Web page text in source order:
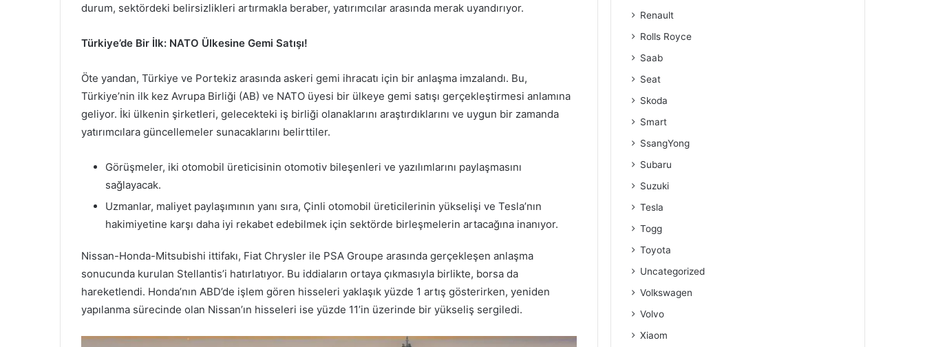
durum, sektördeki belirsizlikleri artırmakla beraber, yatırımcılar arasında merak uyandırıyor.
Türkiye’de Bir İlk: NATO Ülkesine Gemi Satışı!
Öte yandan, Türkiye ve Portekiz arasında askeri gemi ihracatı için bir anlaşma imzalandı. Bu,
Türkiye’nin ilk kez Avrupa Birliği (AB) ve NATO üyesi bir ülkeye gemi satışı gerçekleştirmesi anlamına
geliyor. İki ülkenin şirketleri, gelecekteki iş birliği olanaklarını araştırdıklarını ve uygun bir zamanda
yatırımcılara güncellemeler sunacaklarını belirttiler.
Görüşmeler, iki otomobil üreticisinin otomotiv bileşenleri ve yazılımlarını paylaşmasını
sağlayacak.
Uzmanlar, maliyet paylaşımının yanı sıra, Çinli otomobil üreticilerinin yükselişi ve Tesla’nın
hakimiyetine karşı daha iyi rekabet edebilmek için sektörde birleşmelerin artacağına inanıyor.
Nissan-Honda-Mitsubishi ittifakı, Fiat Chrysler ile PSA Groupe arasında gerçekleşen anlaşma
sonucunda kurulan Stellantis’i hatırlatıyor. Bu iddiaların ortaya çıkmasıyla birlikte, borsa da
hareketlendi. Honda’nın ABD’de işlem gören hisseleri yaklaşık yüzde 1 artış gösterirken, yeniden
yapılanma sürecinde olan Nissan’ın hisseleri ise yüzde 11’in üzerinde bir yükseliş sergiledi.
Renault
Rolls Royce
Saab
Seat
Skoda
Smart
SsangYong
Subaru
Suzuki
Tesla
Togg
Toyota
Uncategorized
Volkswagen
Volvo
Xiaom